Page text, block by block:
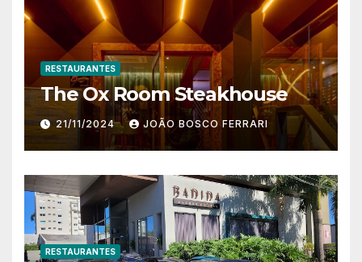
RESTAURANTES
The Ox Room Steakhouse
21/11/2024 JOÃO BOSCO FERRARI
RESTAURANTES